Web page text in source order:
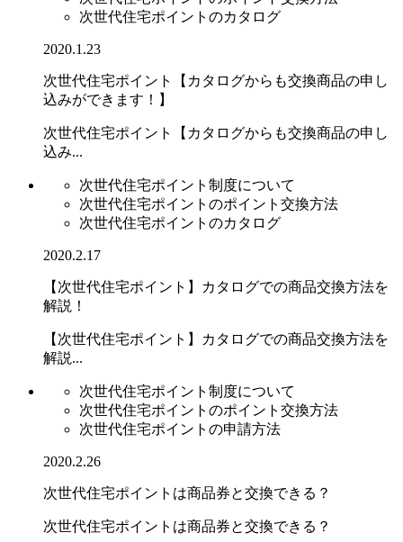
次世代住宅ポイントのカタログ
2020.1.23
次世代住宅ポイント【カタログからも交換商品の申し
込みができます！】
次世代住宅ポイント【カタログからも交換商品の申し
込み...
次世代住宅ポイント制度について
次世代住宅ポイントのポイント交換方法
次世代住宅ポイントのカタログ
2020.2.17
【次世代住宅ポイント】カタログでの商品交換方法を
解説！
【次世代住宅ポイント】カタログでの商品交換方法を
解説...
次世代住宅ポイント制度について
次世代住宅ポイントのポイント交換方法
次世代住宅ポイントの申請方法
2020.2.26
次世代住宅ポイントは商品券と交換できる？
次世代住宅ポイントは商品券と交換できる？